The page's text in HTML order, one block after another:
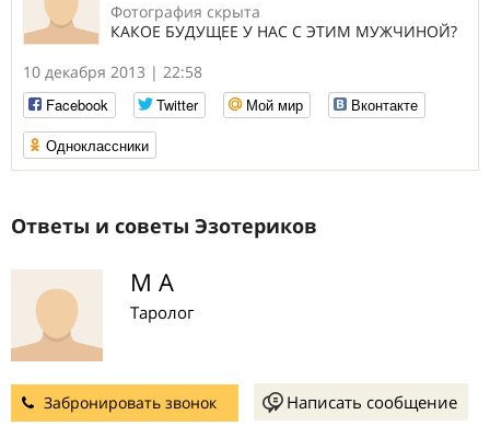
Фотография скрыта
КАКОЕ БУДУЩЕЕ У НАС С ЭТИМ МУЖЧИНОЙ?
10 декабря 2013 | 22:58
Facebook
Twitter Мой мир
Вконтакте
Одноклассники
Ответы и советы Эзотериков
М А
Таролог
Забронировать звонок Написать сообщение